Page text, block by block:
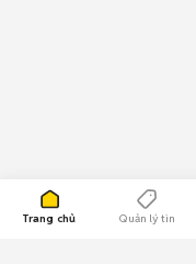
Trang chủ Quản lý tin